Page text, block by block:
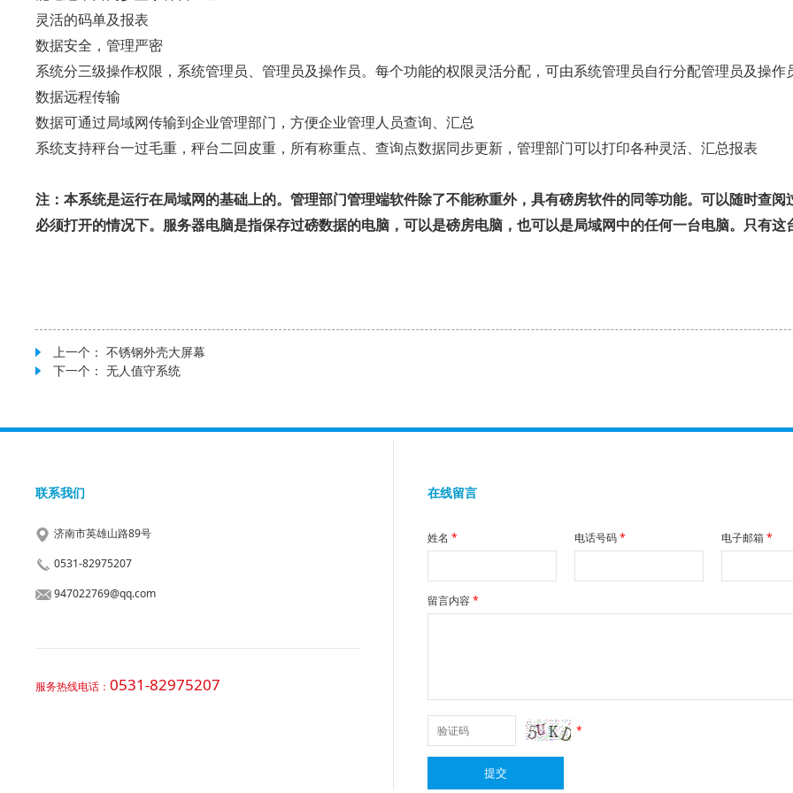
灵活的码单及报表
数据安全，管理严密
系统分三级操作权限，系统管理员、管理员及操作员。每个功能的权限灵活分配，可由系统管理员自行分配管理员及操作
数据远程传输
数据可通过局域网传输到企业管理部门，方便企业管理人员查询、汇总
系统支持秤台一过毛重，秤台二回皮重，所有称重点、查询点数据同步更新，管理部门可以打印各种灵活、汇总报表
注：本系统是运行在局域网的基础上的。管理部门管理端软件除了不能称重外，具有磅房软件的同等功能。可以随时查
必须打开的情况下。服务器电脑是指保存过磅数据的电脑，可以是磅房电脑，也可以是局域网中的任何一台电脑。只有
上一个：不锈钢外壳大屏幕
下一个：无人值守系统
联系我们
济南市英雄山路89号
0531-82975207
947022769@qq.com
服务热线电话：0531-82975207
在线留言
姓名 * 电话号码* 电子邮箱 *
留言内容*
*
提交